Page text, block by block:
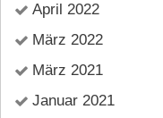
April 2022
März 2022
März 2021
Januar 2021